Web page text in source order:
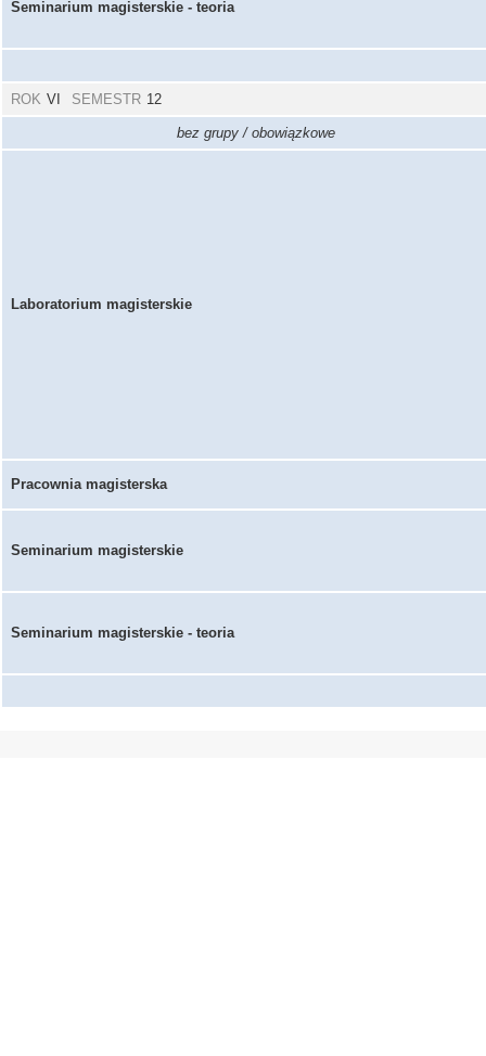
Seminarium magisterskie - teoria
ROK VI SEMESTR 12
bez grupy / obowiązkowe
Laboratorium magisterskie
Pracownia magisterska
Seminarium magisterskie
Seminarium magisterskie - teoria